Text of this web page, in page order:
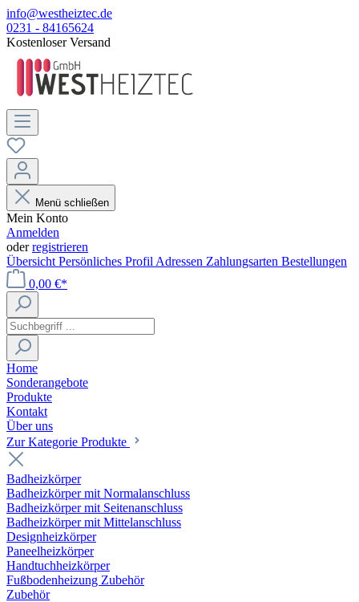
info@westheiztec.de
0231 - 84165624
Kostenloser Versand
Menü schließen
Mein Konto
Anmelden
oderregistrieren
Übersicht Persönliches Profil Adressen Zahlungsarten Bestellungen
0,00 €*
Home
Sonderangebote
Produkte
Kontakt
Über uns
Zur Kategorie Produkte
Badheizkörper
Badheizkörper mit Normalanschluss
Badheizkörper mit Seitenanschluss
Badheizkörper mit Mittelanschluss
Designheizkörper
Paneelheizkörper
Handtuchheizkörper
Fußbodenheizung Zubehör
Zubehör